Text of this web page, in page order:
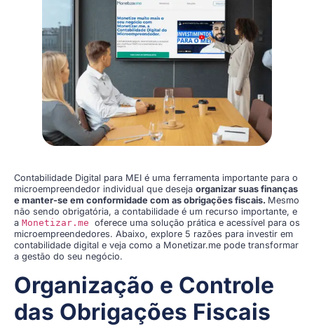
Contabilidade Digital para MEI é uma ferramenta importante para o
microempreendedor individual que deseja organizar suas finanças
e manter-se em conformidade com as obrigações fiscais. Mesmo
não sendo obrigatória, a contabilidade é um recurso importante, e
a Monetizar.me oferece uma solução prática e acessível para os
microempreendedores. Abaixo, explore 5 razões para investir em
contabilidade digital e veja como a Monetizar.me pode transformar
a gestão do seu negócio.
Organização e Controle
das Obrigações Fiscais